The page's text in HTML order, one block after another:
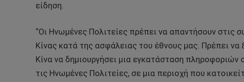
είδηση.
“Οι Ηνωμένες Πολιτείες πρέπει να απαντήσουν στις
Κίνας κατά της ασφάλειας του έθνους μας. Πρέπει
Κίνα να δημιουργήσει μια εγκατάσταση
τις Ηνωμένες Πολιτείες, σε μια περιοχή που